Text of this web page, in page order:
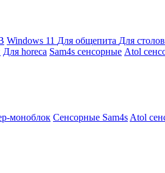
Windows 11 Для общепита Для
Для horeca Sam4s сенсорные Atol
моноблок Сенсорные Sam4s Atol